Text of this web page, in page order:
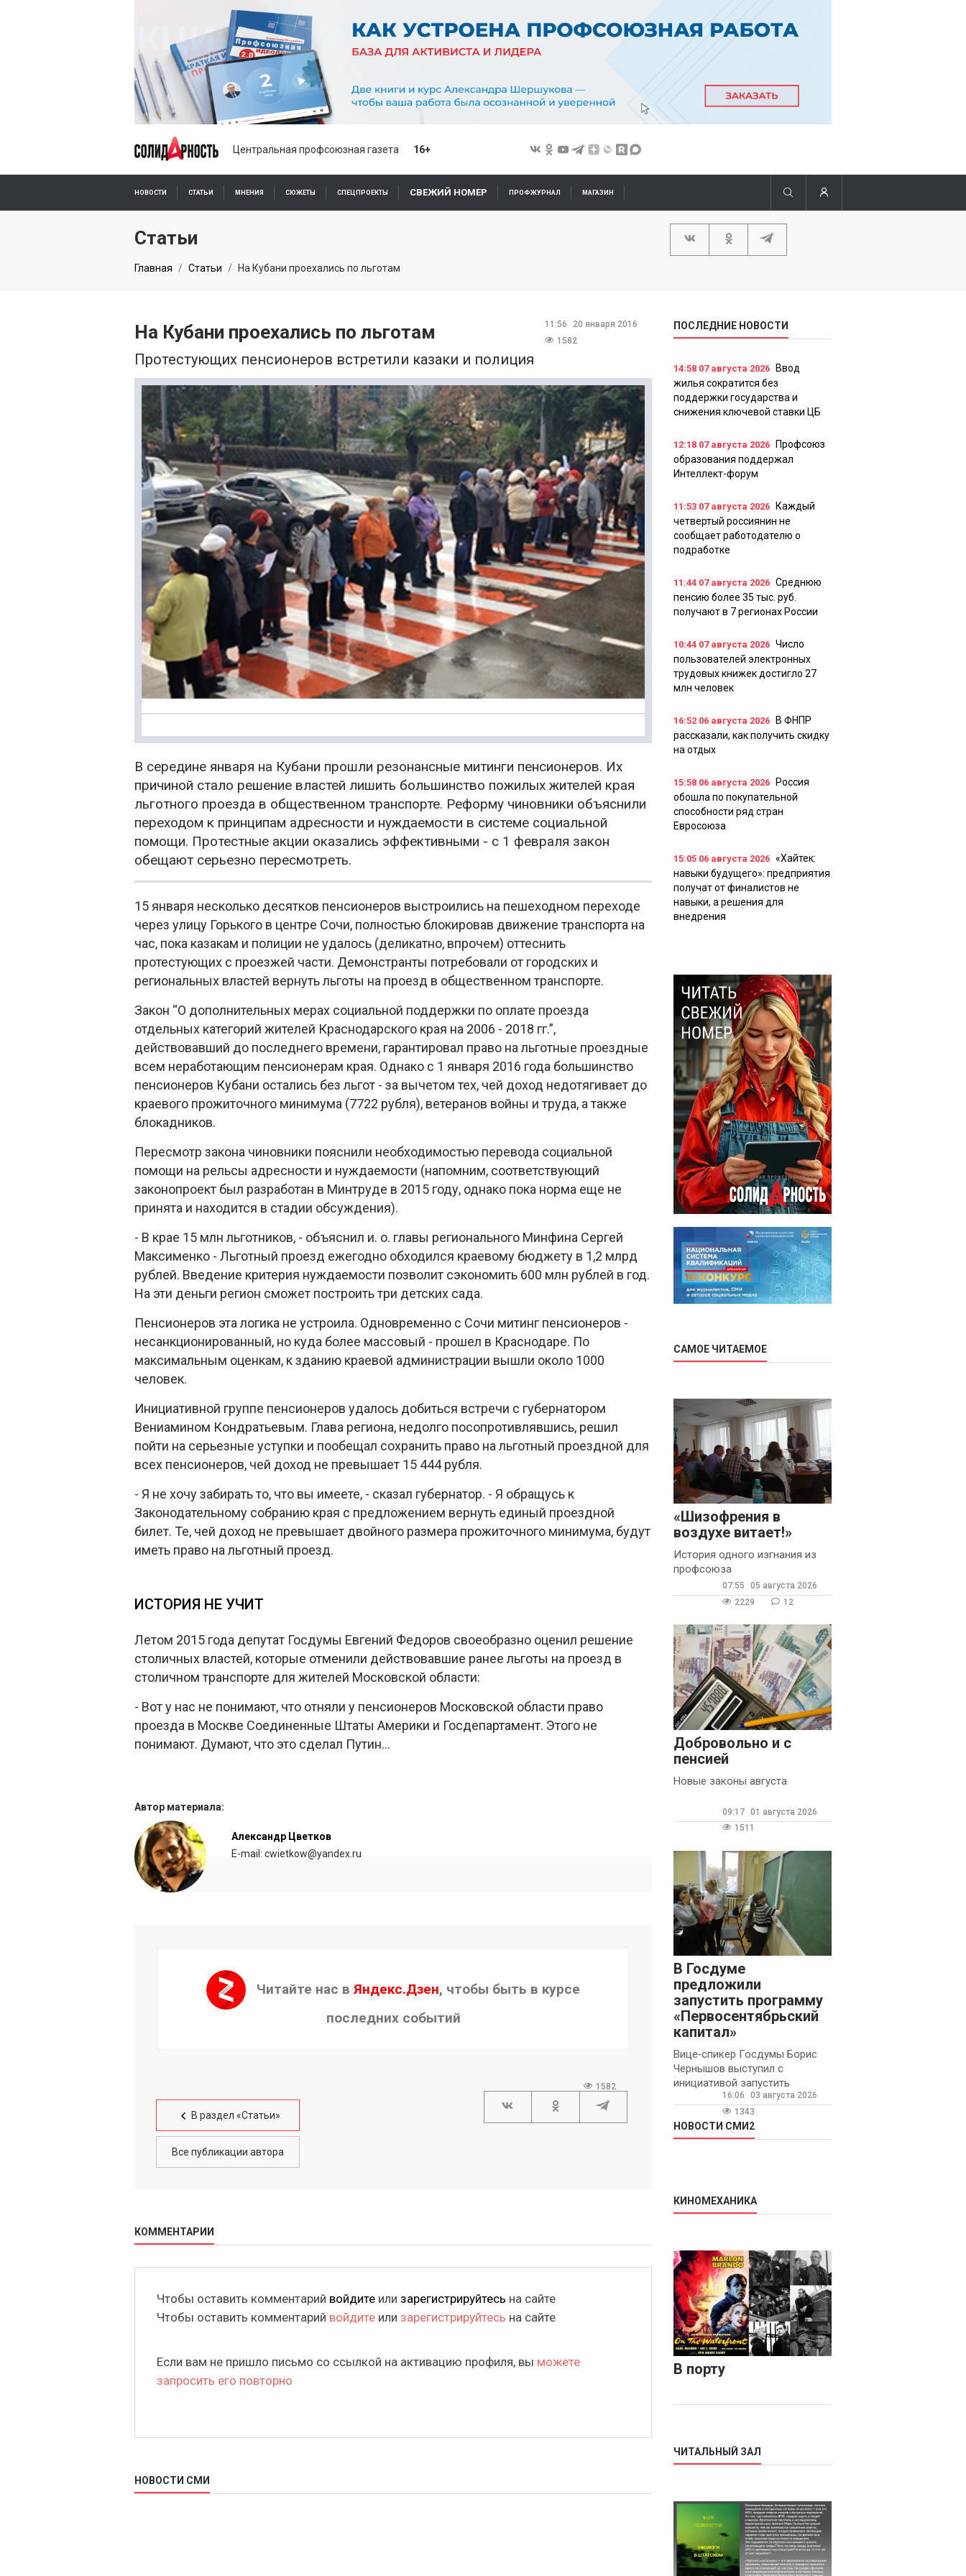
Центральная профсоюзная газета 16+
НОВОСТИ СТАТЬИ МНЕНИЯ СЮЖЕТЫ СПЕЦПРОЕКТЫ СВЕЖИЙ НОМЕР ПРОФЖУРНАЛ МАГАЗИН
Статьи
Главная Статьи На Кубани проехались по льготам
11:56
20 января 2016
1582
На Кубани проехались по льготам
Протестующих пенсионеров встретили казаки и полиция
В середине января на Кубани прошли резонансные митинги пенсионеров. Их
причиной стало решение властей лишить большинство пожилых жителей края
льготного проезда в общественном транспорте. Реформу чиновники объяснили
переходом к принципам адресности и нуждаемости в системе социальной
помощи. Протестные акции оказались эффективными - с 1 февраля закон
обещают серьезно пересмотреть.
15 января несколько десятков пенсионеров выстроились на пешеходном переходе
через улицу Горького в центре Сочи, полностью блокировав движение транспорта на
час, пока казакам и полиции не удалось (деликатно, впрочем) оттеснить
протестующих с проезжей части. Демонстранты потребовали от городских и
региональных властей вернуть льготы на проезд в общественном транспорте.
Закон “О дополнительных мерах социальной поддержки по оплате проезда
отдельных категорий жителей Краснодарского края на 2006 - 2018 гг.”,
действовавший до последнего времени, гарантировал право на льготные проездные
всем неработающим пенсионерам края. Однако с 1 января 2016 года большинство
пенсионеров Кубани остались без льгот - за вычетом тех, чей доход недотягивает до
краевого прожиточного минимума (7722 рубля), ветеранов войны и труда, а также
блокадников.
Пересмотр закона чиновники пояснили необходимостью перевода социальной
помощи на рельсы адресности и нуждаемости (напомним, соответствующий
законопроект был разработан в Минтруде в 2015 году, однако пока норма еще не
принята и находится в стадии обсуждения).
- В крае 15 млн льготников, - объяснил и. о. главы регионального Минфина Сергей
Максименко - Льготный проезд ежегодно обходился краевому бюджету в 1,2 млрд
рублей. Введение критерия нуждаемости позволит сэкономить 600 млн рублей в год.
На эти деньги регион сможет построить три детских сада.
Пенсионеров эта логика не устроила. Одновременно с Сочи митинг пенсионеров -
несанкционированный, но куда более массовый - прошел в Краснодаре. По
максимальным оценкам, к зданию краевой администрации вышли около 1000
человек.
Инициативной группе пенсионеров удалось добиться встречи с губернатором
Вениамином Кондратьевым. Глава региона, недолго посопротивлявшись, решил
пойти на серьезные уступки и пообещал сохранить право на льготный проездной для
всех пенсионеров, чей доход не превышает 15 444 рубля.
- Я не хочу забирать то, что вы имеете, - сказал губернатор. - Я обращусь к
Законодательному собранию края с предложением вернуть единый проездной
билет. Те, чей доход не превышает двойного размера прожиточного минимума, будут
иметь право на льготный проезд.
ИСТОРИЯ НЕ УЧИТ
Летом 2015 года депутат Госдумы Евгений Федоров своеобразно оценил решение
столичных властей, которые отменили действовавшие ранее льготы на проезд в
столичном транспорте для жителей Московской области:
- Вот у нас не понимают, что отняли у пенсионеров Московской области право
проезда в Москве Соединенные Штаты Америки и Госдепартамент. Этого не
понимают. Думают, что это сделал Путин...
Автор материала:
Александр Цветков
E-mail: cwietkow@yandex.ru
Читайте нас в Яндекс.Дзен, чтобы быть в курсе
последних событий
В раздел «Статьи»
Все публикации автора
1582
КОММЕНТАРИИ
Чтобы оставить комментарий войдите или зарегистрируйтесь на сайте
Чтобы оставить комментарий войдите или зарегистрируйтесь на сайте
Если вам не пришло письмо со ссылкой на активацию профиля, вы можете
запросить его повторно
НОВОСТИ СМИ
ПОСЛЕДНИЕ НОВОСТИ
14:58 07 августа 2026
Ввод
жилья сократится без
поддержки государства и
снижения ключевой ставки ЦБ
12:18 07 августа 2026
Профсоюз
образования поддержал
Интеллект-форум
11:53 07 августа 2026
Каждый
четвертый россиянин не
сообщает работодателю о
подработке
11:44 07 августа 2026 Среднюю
пенсию более 35 тыс. руб.
получают в 7 регионах России
10:44 07 августа 2026 Число
пользователей электронных
трудовых книжек достигло 27
млн человек
16:52 06 августа 2026
В ФНПР
рассказали, как получить скидку
на отдых
15:58 06 августа 2026
Россия
обошла по покупательной
способности ряд стран
Евросоюза
15:05 06 августа 2026 «Хайтек:
навыки будущего»: предприятия
получат от финалистов не
навыки, а решения для
внедрения
САМОЕ ЧИТАЕМОЕ
«Шизофрения в
воздухе витает!»
История одного изгнания из
профсоюза
07:55
05 августа 2026
2229
12
Добровольно и с
пенсией
Новые законы августа
09:17 01 августа 2026
1511
В Госдуме
предложили
запустить программу
«Первосентябрьский
капитал»
Вице‑спикер Госдумы Борис
Чернышов выступил с
инициативой запустить
ежегодную федеральную
программу
«Первосентябрьский капитал»
- она предполагает
16:06
03 августа 2026
1343
НОВОСТИ СМИ2
КИНОМЕХАНИКА
В порту
ЧИТАЛЬНЫЙ ЗАЛ